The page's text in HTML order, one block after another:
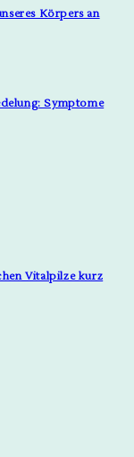
Körpers an
Symptome
Vitalpilze kurz